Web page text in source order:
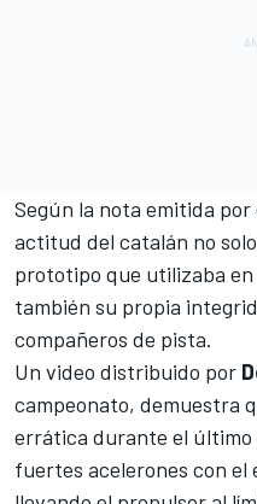
Según la nota emitida
actitud del catalán no
prototipo que utilizaba en
también su propia
compañeros de pista.
Un video distribuido por
campeonato, demuestra
errática durante el último
fuertes acelerones con el